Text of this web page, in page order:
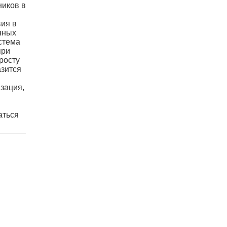
в
в